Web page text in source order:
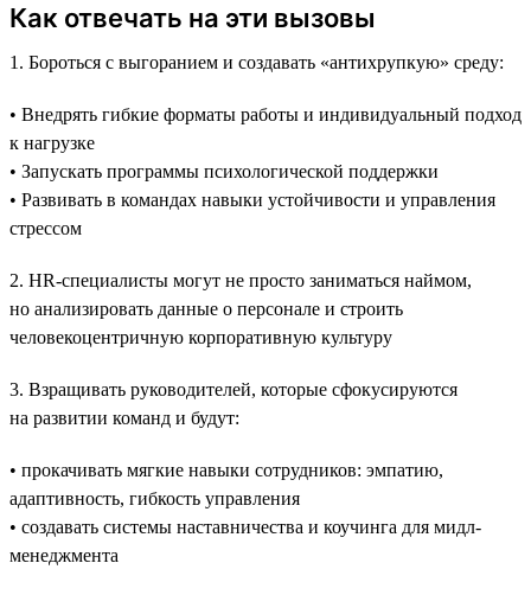
Как отвечать на эти вызовы
1. Бороться с выгоранием и создавать «антихрупкую» среду:
• Внедрять гибкие форматы работы и индивидуальный подход
к нагрузке
• Запускать программы психологической поддержки
• Развивать в командах навыки устойчивости и управления
стрессом
2. HR-специалисты могут не просто заниматься наймом,
но анализировать данные о персонале и строить
человекоцентричную корпоративную культуру
3. Взращивать руководителей, которые сфокусируются
на развитии команд и будут:
• прокачивать мягкие навыки сотрудников: эмпатию,
адаптивность, гибкость управления
• создавать системы наставничества и коучинга для мидл-
менеджмента